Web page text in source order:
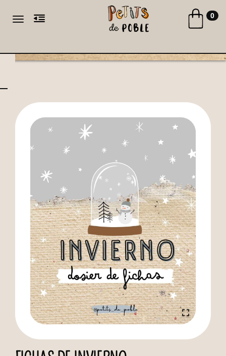
Toggle navigation
Toggle 0